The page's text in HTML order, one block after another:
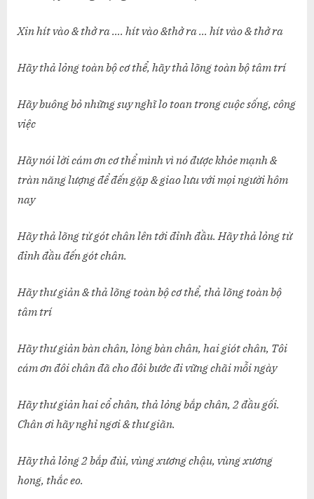
CHO
Xin hít vào & thở ra …. hít vào &thở ra … hít vào & thở ra
Hãy thả lỏng toàn bộ cơ thể, hãy thả lõng toàn bộ tâm trí
Hãy buông bỏ những suy nghĩ lo toan trong cuộc sống, công
việc
Hãy nói lời cám ơn cơ thể mình vì nó được khỏe mạnh &
tràn năng lượng để đến gặp & giao lưu với mọi người hôm
nay
Hãy thả lõng từ gót chân lên tới đỉnh đầu. Hãy thả lỏng từ
đỉnh đầu đến gót chân.
Hãy thư giản & thả lõng toàn bộ cơ thể, thả lõng toàn bộ
tâm trí
Hãy thư giản bàn chân, lòng bàn chân, hai giót chân, Tôi
cám ơn đôi chân đã cho đôi bước đi vững chãi mỗi ngày
Hãy thư giản hai cổ chân, thả lỏng bắp chân, 2 đầu gối.
Chân ơi hãy nghỉ ngơi & thư giãn.
Hãy thả lỏng 2 bắp đùi, vùng xương chậu, vùng xương
hong, thắc eo.